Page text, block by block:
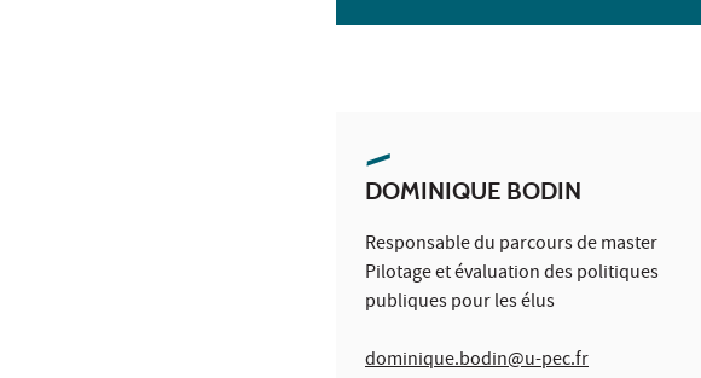
DOMINIQUE BODIN
Responsable du parcours de master
Pilotage et évaluation des politiques
publiques pour les élus
dominique.bodin@u-pec.fr